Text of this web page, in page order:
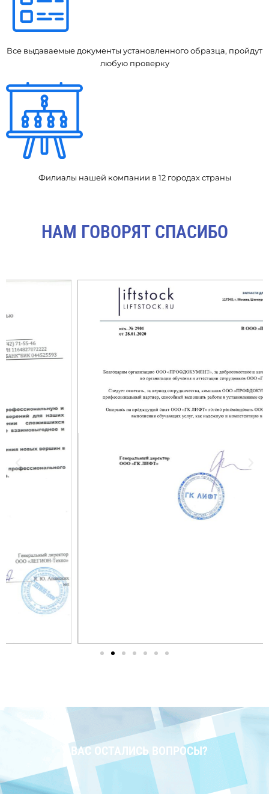
Все выдаваемые документы установленного образца, пройдут
любую проверку
Филиалы нашей компании в 12 городах страны
НАМ ГОВОРЯТ СПАСИБО
У ВАС ОСТАЛИСЬ ВОПРОСЫ?